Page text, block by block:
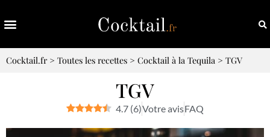
Cocktail.fr> Toutes les recettes > Cocktail à la Tequila > TGV
TGV
4.7 (6)Votre avisFAQ